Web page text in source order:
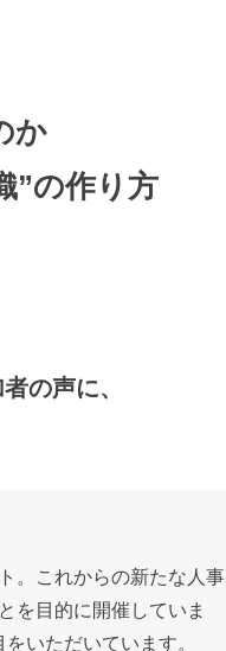
か
”の作り方
の声に、
。これからの新たな人事
を目的に開催していま
いただいています。